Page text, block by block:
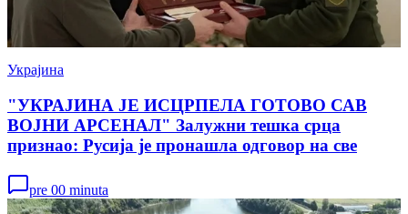
Украјина
"УКРАЈИНА ЈЕ ИСЦРПЕЛА ГОТОВО САВ
ВОЈНИ АРСЕНАЛ" Залужни тешка срца
признао: Русија је пронашла одговор на све
pre 00 minuta